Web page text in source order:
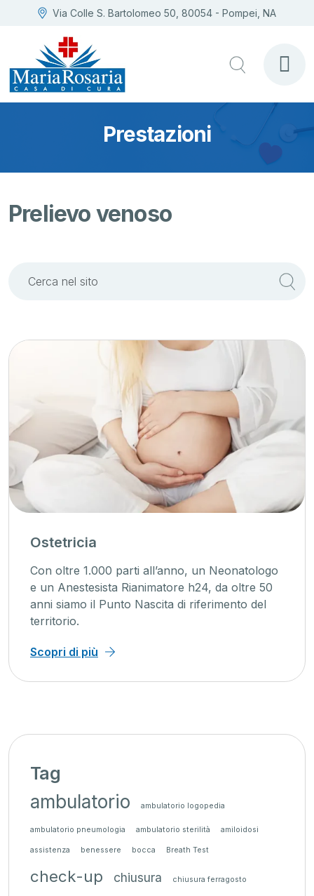
Via Colle S. Bartolomeo 50, 80054 - Pompei, NA
Prestazioni
Prelievo venoso
Ostetricia
Con oltre 1.000 parti all’anno, un Neonatologo
e un Anestesista Rianimatore h24, da oltre 50
anni siamo il Punto Nascita di riferimento del
territorio.
Scopri di più
Tag
ambulatorio ambulatorio logopedia
ambulatorio pneumologia ambulatorio sterilità amiloidosi
assistenza benessere bocca Breath Test
check-up chiusura chiusura ferragosto